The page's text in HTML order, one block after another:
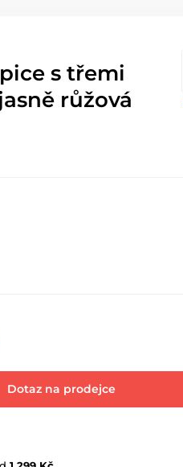
s třemi
růžová
Dotaz na prodejce